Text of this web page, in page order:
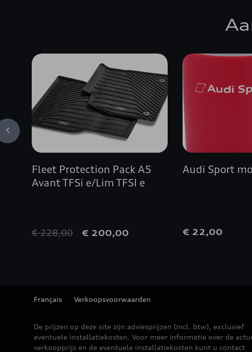
Fleet Protection Pack A5
Avant TFSi e/Lim TFSI e
€ 228,00 € 200,00
Audi Sport
€ 22,00
Français Verkoopsvoorwaarden
De prijzen op deze site zijn adviesprijzen (incl. btw), exclusief
eventuele installatiekosten. Voor meer informatie over de
verkoopprijs en de eventuele installatiekosten kunt u contact